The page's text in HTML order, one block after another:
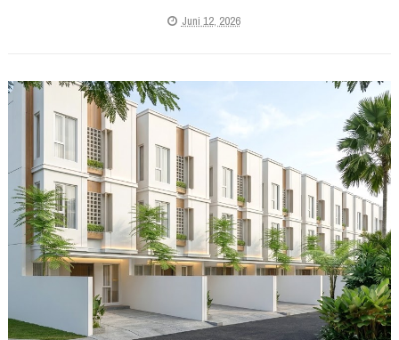
Juni 12, 2026